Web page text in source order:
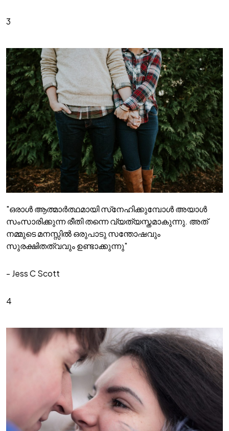
3
"ഒരാൾ ആത്മാർത്ഥമായി സ്‌നേഹിക്കുമ്പോൾ അയാൾ
സംസാരിക്കുന്ന രീതി തന്നെ വ്യത്യസ്തമാകുന്നു. അത്
നമ്മുടെ മനസ്സിൽ ഒരുപാടു സന്തോഷവും
സുരക്ഷിതത്വവും ഉണ്ടാക്കുന്നു"
- Jess C Scott
4